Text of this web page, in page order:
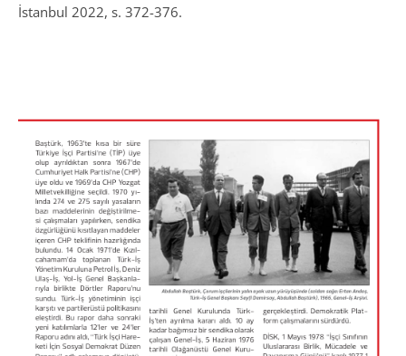
İstanbul 2022, s. 372-376.